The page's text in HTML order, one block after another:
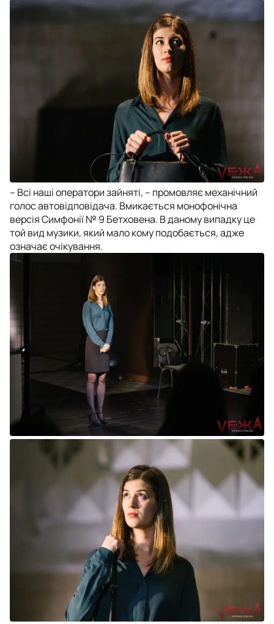
– Всі наші оператори зайняті, – промовляє механічний
голос автовідповідача. Вмикається монофонічна
версія Симфонії № 9 Бетховена. В даному випадку це
той вид музики, який мало кому подобається, адже
означає очікування.